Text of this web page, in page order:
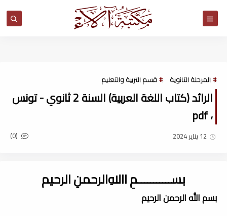
المرحلة الثانوية قسم التربية والتعليم
الرائد (كتاب اللغة العربية) السنة 2 ثانوي - تونس
، pdf
12 يناير 2024 (0)
بســـــــــــمِ اﷲِالرحمنِ الرحيم
بسم الله الرحمن الرحيم